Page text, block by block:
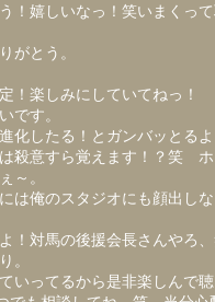
！嬉しいなっ！笑いまくっ
がとう。
！楽しみにしていてねっ！
です。
化したる！とガンバッとる
殺意すら覚えます！？笑
～。
は俺のスタジオにも顔出し
！対馬の後援会長さんやろ
。
いってるから是非楽しんで